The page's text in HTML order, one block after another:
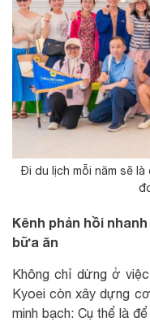
Đi du lịch mỗi năm sẽ
Kênh phản hồi
bữa ăn
Không chỉ dừng ở
Kyoei còn xây dựng
minh bạch: Cụ thể là